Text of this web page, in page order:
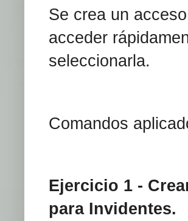
Se crea un
acceder
seleccionarla.
Comandos
Ejercicio 1 -
para Invidentes.